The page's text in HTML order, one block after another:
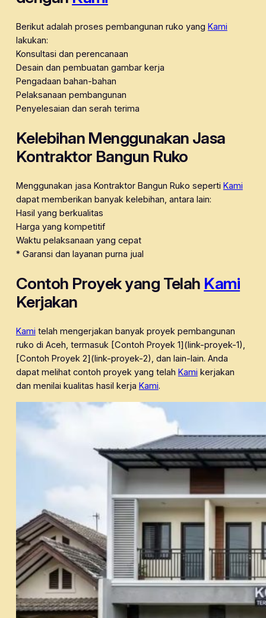
Berikut adalah proses pembangunan ruko yang Kami
lakukan:
Konsultasi dan perencanaan
Desain dan pembuatan gambar kerja
Pengadaan bahan-bahan
Pelaksanaan pembangunan
Penyelesaian dan serah terima
Kelebihan Menggunakan Jasa
Kontraktor Bangun Ruko
Menggunakan jasa Kontraktor Bangun Ruko seperti Kami
dapat memberikan banyak kelebihan, antara lain:
Hasil yang berkualitas
Harga yang kompetitif
Waktu pelaksanaan yang cepat
* Garansi dan layanan purna jual
Contoh Proyek yang Telah Kami
Kerjakan
Kami telah mengerjakan banyak proyek pembangunan
ruko di Aceh, termasuk [Contoh Proyek 1](link-proyek-1),
[Contoh Proyek 2](link-proyek-2), dan lain-lain. Anda
dapat melihat contoh proyek yang telah Kami kerjakan
dan menilai kualitas hasil kerja Kami.